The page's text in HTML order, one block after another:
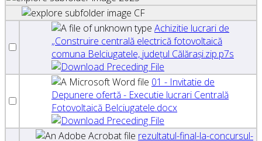
CF
Achizitie lucrari de
„Construire centrală electrică fotovoltaică
comuna Belciugatele, județul Călărași.zip.p7s
01 - Invitatie de
Depunere ofertă - Executie lucrari Centrală
Fotovoltaică Belciugatele.docx
rezultatul-final-la-concursul-